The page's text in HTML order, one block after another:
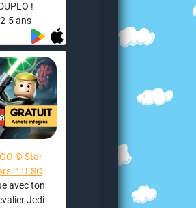
!
2-5 ans
© Star
™ : LSC
avec ton
Jedi